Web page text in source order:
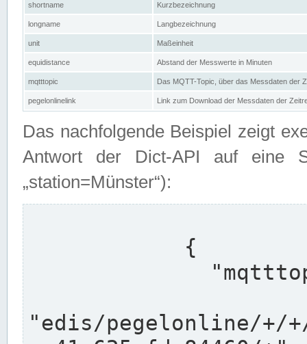
shortname Kurzbezeichnung
longname Langbezeichnung
unit Maßeinheit
equidistance Abstand der Messwerte in Minuten
mqtttopic Das MQTT-Topic, über das Messdaten der
pegelonlinelink Link zum Download der Messdaten der
Das nachfolgende Beispiel zeigt
Antwort der Dict-API auf eine
„station=Münster“):
"edis/pegelonline/+/